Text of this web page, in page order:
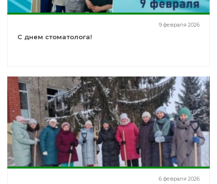
9 февраля 2026
С днем стоматолога!
6 февраля 2026